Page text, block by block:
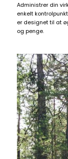
Administrer din
enkelt
er designet til at
og penge.
Daily
anti-
aging
cream